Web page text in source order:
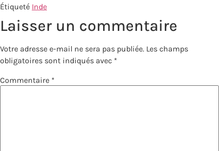
Étiqueté Inde
Laisser un commentaire
Votre adresse e-mail ne sera pas publiée. Les champs
obligatoires sont indiqués avec *
Commentaire *